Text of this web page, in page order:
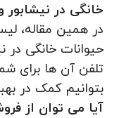
خانگی در نیشابور
در همین مقاله،
حیوانات خانگی در
تلفن آن ها برای
بتوانیم کمک در
آیا می توان از